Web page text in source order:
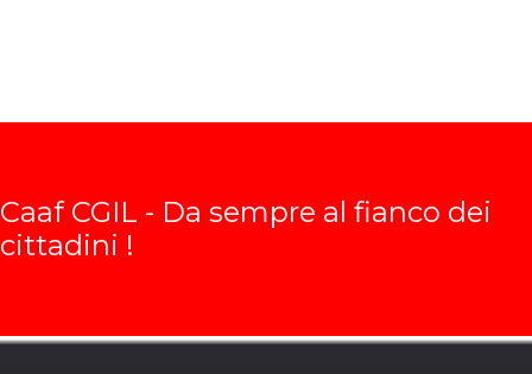
Caaf CGIL - Da sempre al fianco dei
cittadini !